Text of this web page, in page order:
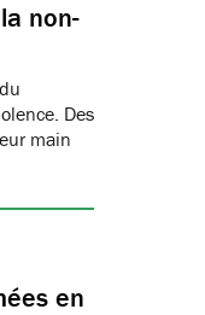
non-
Des
main
en